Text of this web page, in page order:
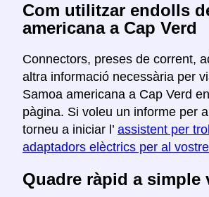
Com utilitzar endolls
americana a Cap Verd
Connectors, preses de corrent,
altra informació necessària per
Samoa americana a Cap Verd
pàgina. Si voleu un informe per
torneu a iniciar l’ assistent per
adaptadors elèctrics per al
Quadre ràpid a simple